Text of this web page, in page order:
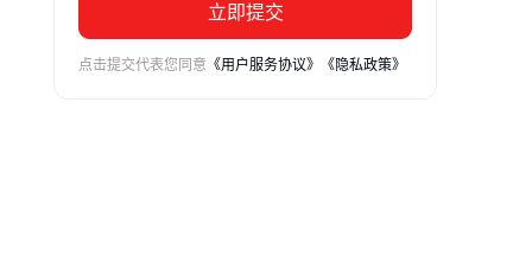
立即提交
点击提交代表您同意 《用户服务协议》 《隐私政策》